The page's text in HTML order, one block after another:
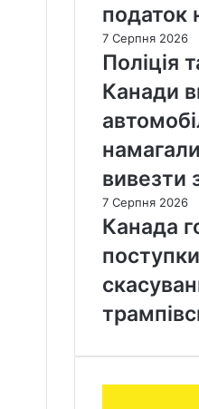
податок
7 Серпня 2026
Поліція
Канади
вивезти
7 Серпня 2026
Канада